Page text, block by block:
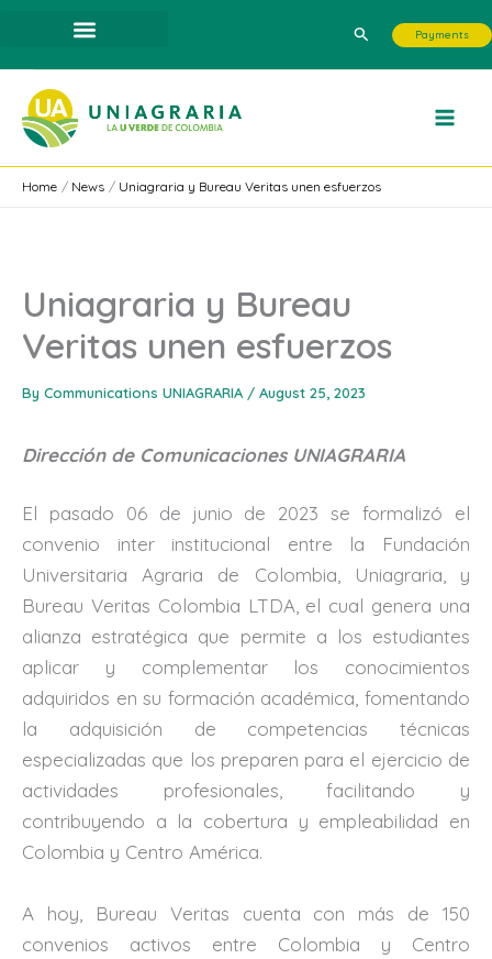
content
Search Payments
Home News Uniagraria y Bureau Veritas unen esfuerzos
Uniagraria y Bureau
Veritas unen esfuerzos
By Communications UNIAGRARIA / August 25, 2023
Dirección de Comunicaciones UNIAGRARIA
El pasado 06 de junio de 2023 se formalizó el
convenio inter institucional entre la Fundación
Universitaria Agraria de Colombia, Uniagraria, y
Bureau Veritas Colombia LTDA, el cual genera una
alianza estratégica que permite a los estudiantes
aplicar y complementar los conocimientos
adquiridos en su formación académica, fomentando
la adquisición de competencias técnicas
especializadas que los preparen para el ejercicio de
actividades profesionales, facilitando y
contribuyendo a la cobertura y empleabilidad en
Colombia y Centro América.
A hoy, Bureau Veritas cuenta con más de 150
convenios activos entre Colombia y Centro